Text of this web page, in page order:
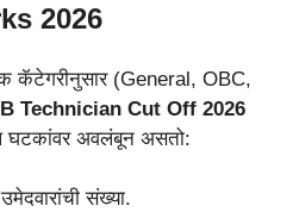
2026
कॅटेगरीनुसार (General, OBC,
Technician Cut Off 2026
अवलंबून असतो:
संख्या.